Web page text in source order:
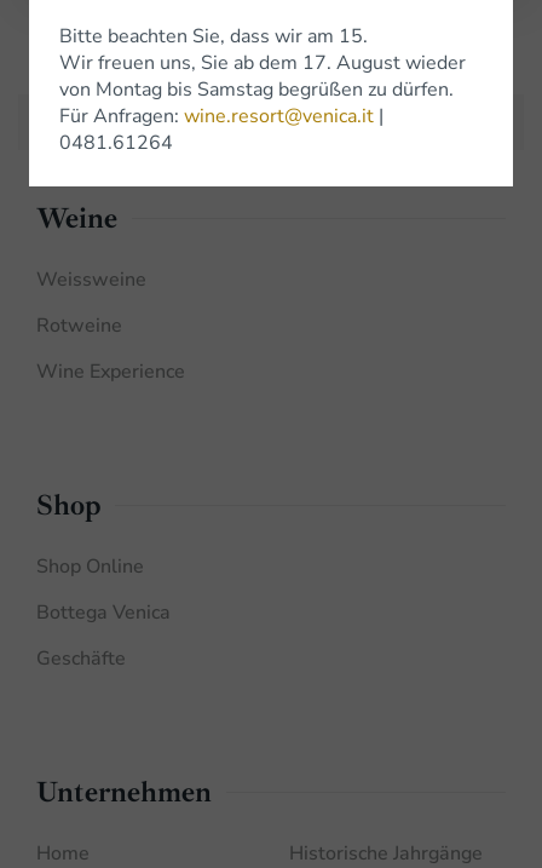
Iscriviti alla Newsletter
Weine
Weissweine
Rotweine
Wine Experience
Shop
Shop Online
Bottega Venica
Geschäfte
Unternehmen
Home
Historische Jahrgänge
Bitte beachten Sie, dass wir am 15.
Wir freuen uns, Sie ab dem 17. August wieder
von Montag bis Samstag begrüßen zu dürfen.
Für Anfragen: wine.resort@venica.it |
0481.61264